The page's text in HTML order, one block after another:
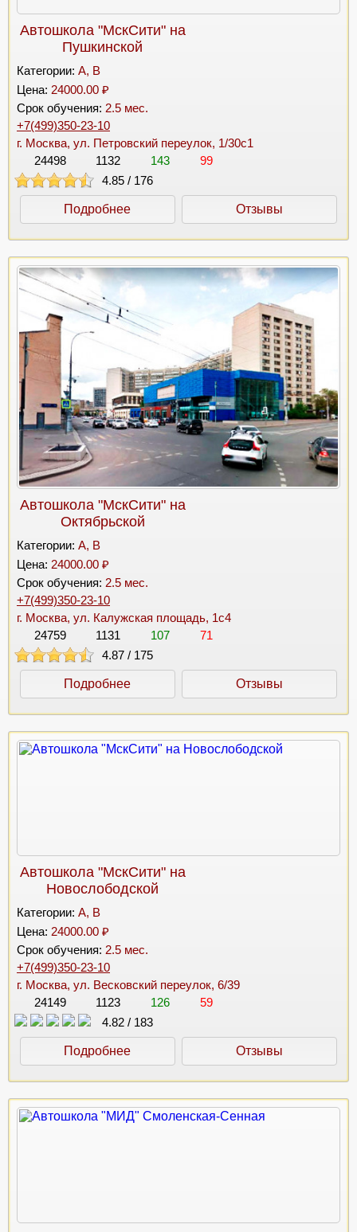
Автошкола "МскСити" на
Пушкинской
Категории: A, B
Цена: 24000.00 ₽
Срок обучения: 2.5 мес.
+7(499)350-23-10
г. Москва, ул. Петровский переулок, 1/30с1
24498
1132 143
99
4.85 / 176
Подробнее Отзывы
Автошкола "МскСити" на
Октябрьской
Категории: A, B
Цена: 24000.00 ₽
Срок обучения: 2.5 мес.
+7(499)350-23-10
г. Москва, ул. Калужская площадь, 1с4
24759
1131 107
71
4.87 / 175
Подробнее Отзывы
Автошкола "МскСити" на
Новослободской
Категории: A, B
Цена: 24000.00 ₽
Срок обучения: 2.5 мес.
+7(499)350-23-10
г. Москва, ул. Весковский переулок, 6/39
24149
1123 126
59
4.82 / 183
Подробнее Отзывы